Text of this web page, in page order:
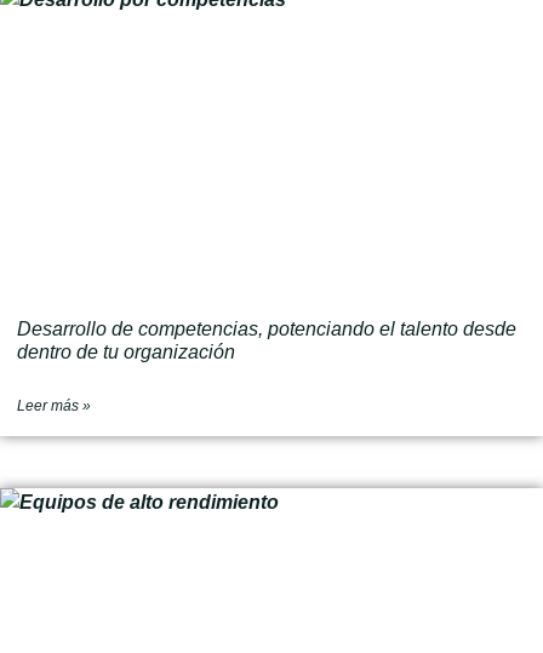
Desarrollo de competencias, potenciando el talento desde
dentro de tu organización
Leer más »